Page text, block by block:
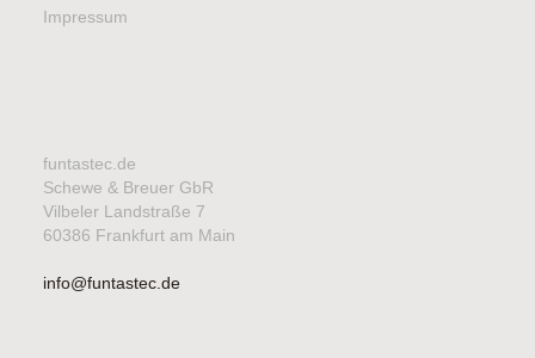
Impressum
funtastec.de
Schewe & Breuer GbR
Vilbeler Landstraße 7
60386 Frankfurt am Main
info@funtastec.de